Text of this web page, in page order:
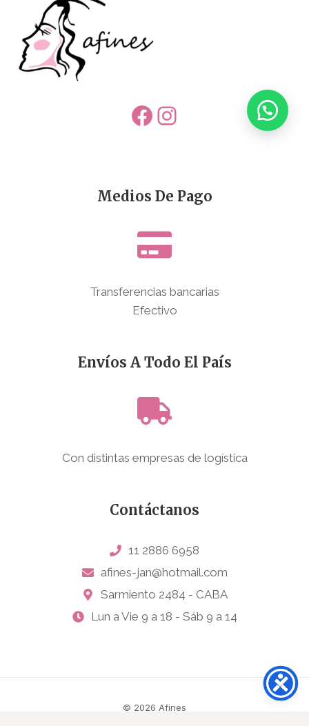
Facebook
Instagram
Medios De Pago
Transferencias bancarias
Efectivo
Envíos A Todo El País
Con distintas empresas de logística
Contáctanos
11 2886 6958
afines-jan@hotmail.com
Sarmiento 2484 - CABA
Lun a Vie 9 a 18 - Sáb 9 a 14
© 2026 Afines